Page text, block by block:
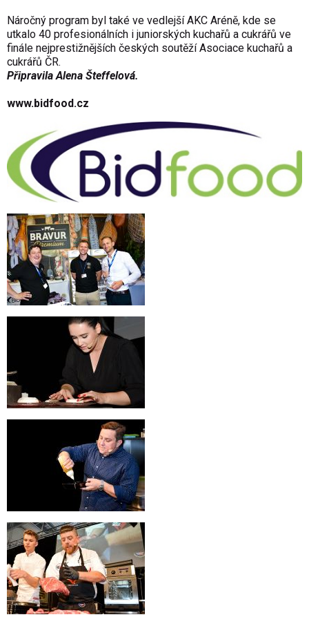
Náročný program byl také ve vedlejší AKC Aréně, kde se
utkalo 40 profesionálních i juniorských kuchařů a cukrářů ve
finále nejprestižnějších českých soutěží Asociace kuchařů a
cukrářů ČR.
Připravila Alena Šteffelová.
www.bidfood.cz